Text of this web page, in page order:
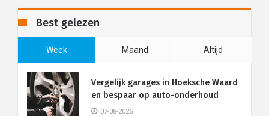
Best gelezen
Week Maand Altijd
Vergelijk garages in Hoeksche Waard
en bespaar op auto-onderhoud
07-08-2026